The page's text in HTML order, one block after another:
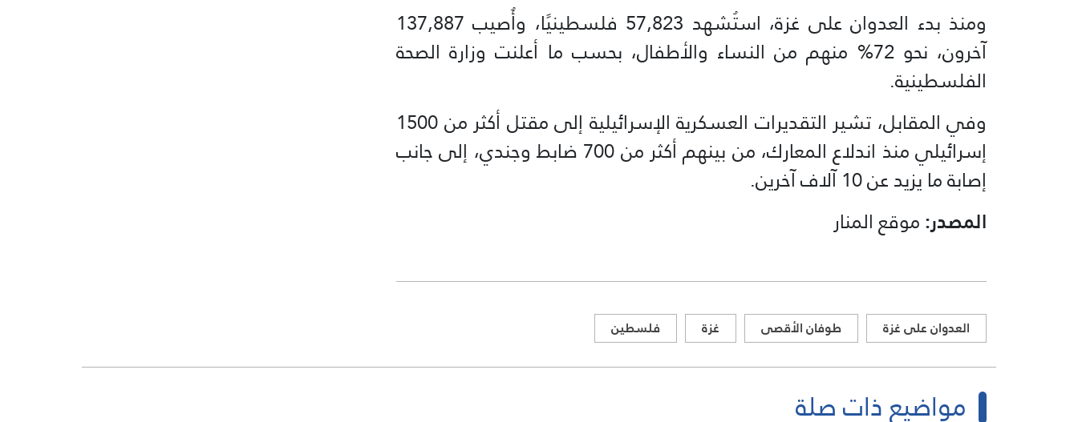
ومنذ بدء العدوان على غزة، استُشهد 57,823 فلسطينيًا، وأُصيب 137,887
آخرون، نحو 72% منهم من النساء والأطفال، بحسب ما أعلنت وزارة الصحة
الفلسطينية.
وفي المقابل، تشير التقديرات العسكرية الإسرائيلية إلى مقتل أكثر من 1500
إسرائيلي منذ اندلاع المعارك، من بينهم أكثر من 700 ضابط وجندي، إلى جانب
إصابة ما يزيد عن 10 آلاف آخرين.
المصدر:موقع المنار
العدوان على غزة طوفان الأقصى غزة فلسطين
مواضيع ذات صلة